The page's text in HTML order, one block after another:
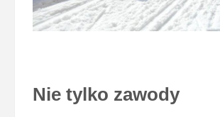
Nie tylko zawody